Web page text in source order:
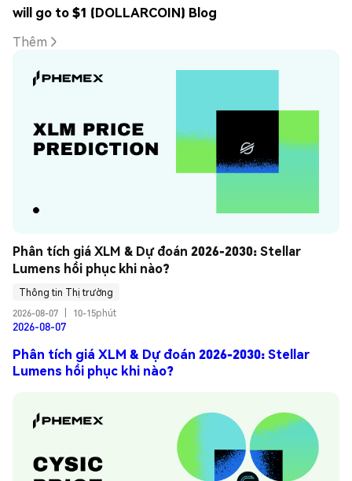
will go to $1 (DOLLARCOIN) Blog
Thêm
Phân tích giá XLM & Dự đoán 2026-2030: Stellar
Lumens hồi phục khi nào?
Thông tin Thị trường
2026-08-07
10-15phút
2026-08-07
Phân tích giá XLM & Dự đoán 2026-2030: Stellar
Lumens hồi phục khi nào?